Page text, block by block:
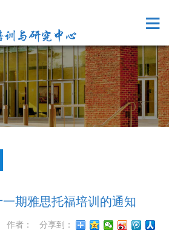
期雅思托福培训的通知
者： 分享到：